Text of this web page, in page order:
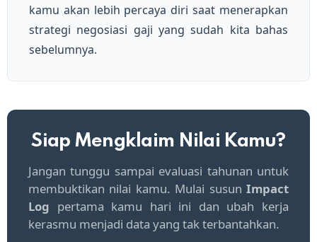
kamu akan lebih percaya diri saat menerapkan
strategi negosiasi gaji yang sudah kita bahas
sebelumnya.
Siap Mengklaim Nilai Kamu?
Jangan tunggu sampai evaluasi tahunan untuk
membuktikan nilai kamu. Mulai susun Impact
Log pertama kamu hari ini dan ubah kerja
kerasmu menjadi data yang tak terbantahkan.